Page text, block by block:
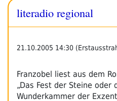
literadio regional
21.10.2005 14:30
Franzobel liest aus dem
„Das Fest der Steine oder
Wunderkammer der